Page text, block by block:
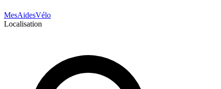
MesAidesVélo
Localisation